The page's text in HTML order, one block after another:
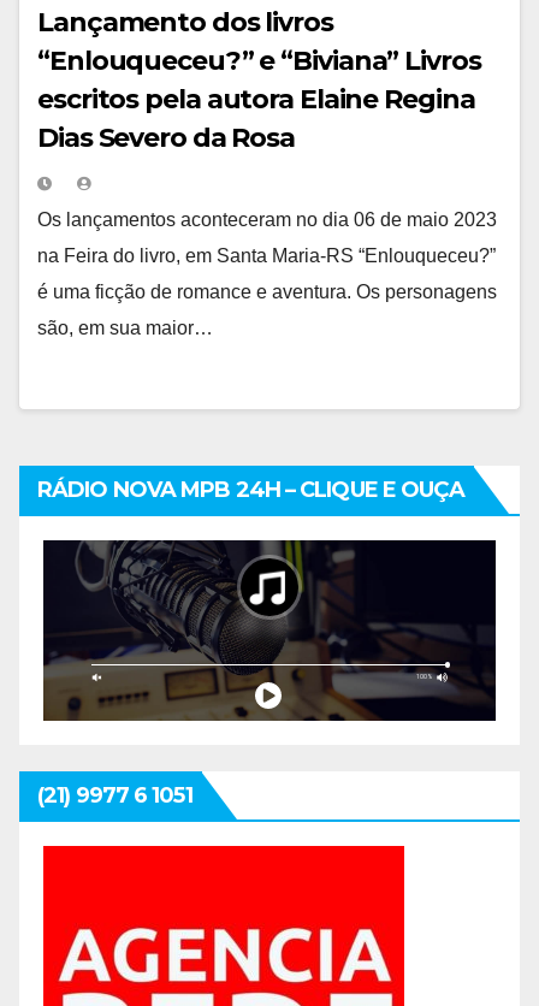
Lançamento dos livros
“Enlouqueceu?” e “Biviana” Livros
escritos pela autora Elaine Regina
Dias Severo da Rosa
Os lançamentos aconteceram no dia 06 de maio 2023
na Feira do livro, em Santa Maria-RS “Enlouqueceu?”
é uma ficção de romance e aventura. Os personagens
são, em sua maior…
RÁDIO NOVA MPB 24H – CLIQUE E OUÇA
(21) 9977 6 1051